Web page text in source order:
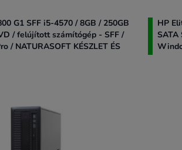
G1 SFF i5-4570 / 8GB / 250GB
/ felújított számítógép - SFF /
/ NATURASOFT KÉSZLET ÉS
HP